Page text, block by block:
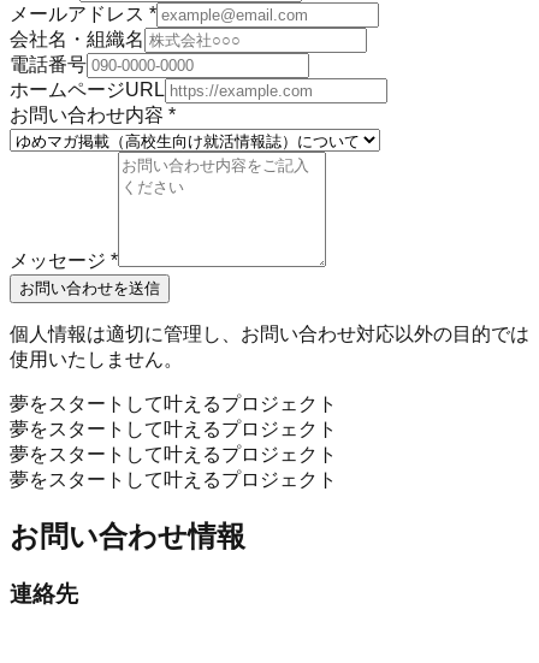
メールアドレス *
会社名・組織名
電話番号
ホームページURL
お問い合わせ内容 *
メッセージ *
お問い合わせを送信
個人情報は適切に管理し、お問い合わせ対応以外の目的では
使用いたしません。
夢をスタートして叶えるプロジェクト
夢をスタートして叶えるプロジェクト
夢をスタートして叶えるプロジェクト
夢をスタートして叶えるプロジェクト
お問い合わせ情報
連絡先